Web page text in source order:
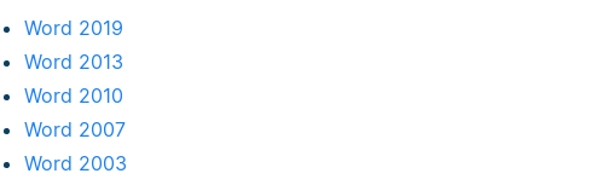
Word 2019
Word 2013
Word 2010
Word 2007
Word 2003